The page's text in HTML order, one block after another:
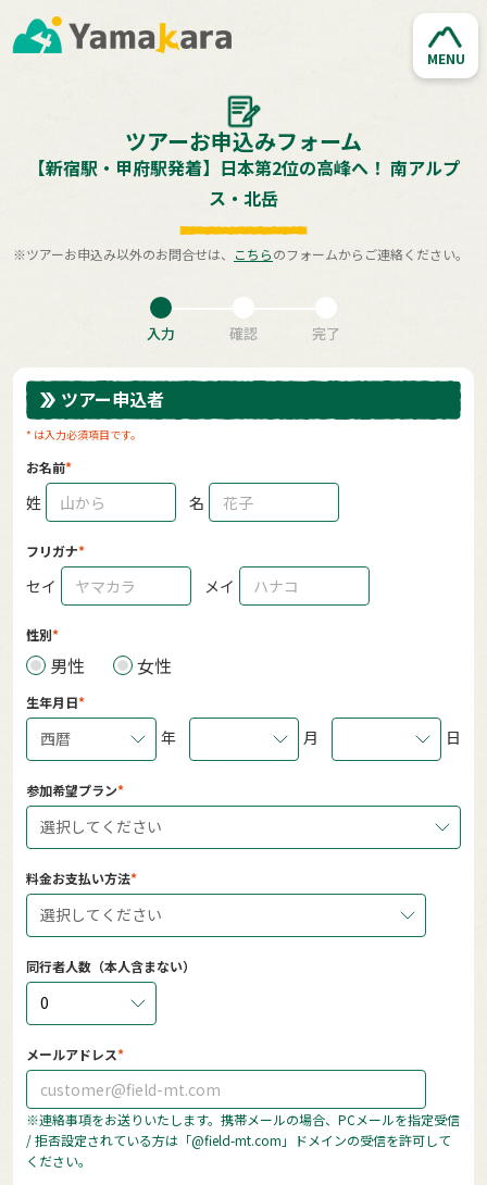
MENU
ツアーお申込みフォーム
【新宿駅・甲府駅発着】日本第2位の高峰へ！ 南アルプ
ス・北岳
※ツアーお申込み以外のお問合せは、 こちらのフォームからご連絡ください。
入力 確認 完了
ツアー申込者
* は入力必須項目です。
お名前
姓 名
フリガナ
セイ メイ
性別
男性 女性
生年月日
西暦 年 月 日
参加希望プラン
選択してください
料金お支払い方法
選択してください
同行者人数（本人含まない）
0
メールアドレス
※連絡事項をお送りいたします。携帯メールの場合、PCメールを指定受信
/ 拒否設定されている方は「@field-mt.com」ドメインの受信を許可して
ください。